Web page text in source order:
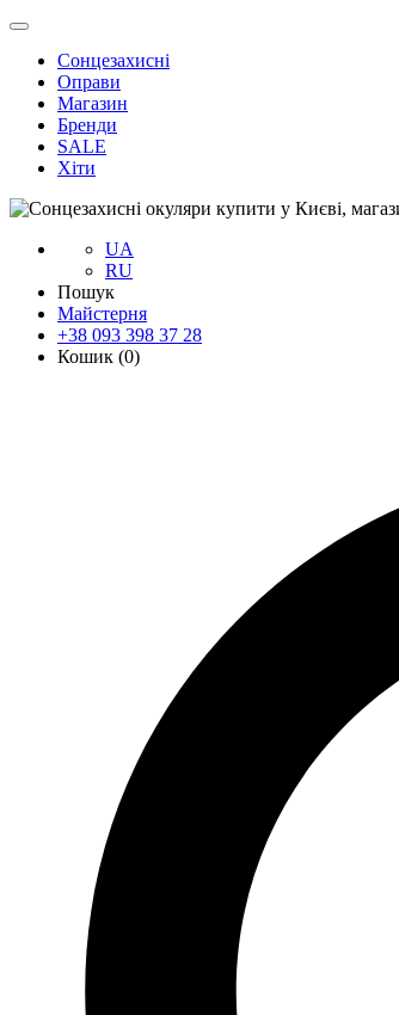
Сонцезахисні
Оправи
Магазин
Бренди
SALE
Хіти
UA
RU
Пошук
Майстерня
+38 093 398 37 28
Кошик (0)